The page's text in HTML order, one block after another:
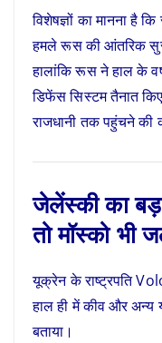
विशेषज्ञों का मानना है
हमले रूस की आंतरिक
हालांकि रूस ने हाल के
डिफेंस सिस्टम तैनात
राजधानी तक पहुंचने की
जेलेंस्की का
तो मॉस्को भी
यूक्रेन के राष्ट्रपति
हाल ही में कीव और अन्य
बताया।